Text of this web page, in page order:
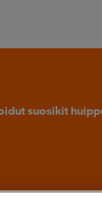
suosikit